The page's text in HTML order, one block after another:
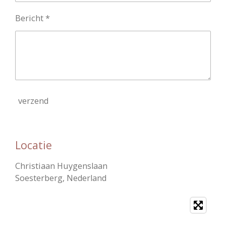
Bericht *
verzend
Locatie
Christiaan Huygenslaan
Soesterberg, Nederland